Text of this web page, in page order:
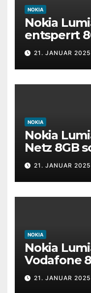
NOKIA
Nokia
entsperrt
Windows
defekt #S02
21. JANUAR 2025
NOKIA
Nokia
Netz 8GB
21. JANUAR 2025
NOKIA
Nokia
Vodafone
Windows
21. JANUAR 2025